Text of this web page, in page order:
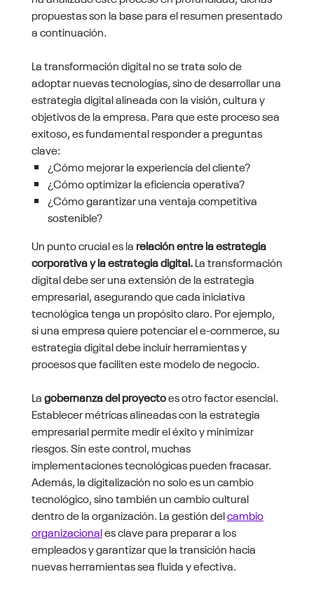
propuestas son la base para el resumen presentado
a continuación.
La transformación digital no se trata solo de
adoptar nuevas tecnologías, sino de desarrollar una
estrategia digital alineada con la visión, cultura y
objetivos de la empresa. Para que este proceso sea
exitoso, es fundamental responder a preguntas
clave:
¿Cómo mejorar la experiencia del cliente?
¿Cómo optimizar la eficiencia operativa?
¿Cómo garantizar una ventaja competitiva
sostenible?
Un punto crucial es la relación entre la estrategia
corporativa y la estrategia digital.La transformación
digital debe ser una extensión de la estrategia
empresarial, asegurando que cada iniciativa
tecnológica tenga un propósito claro. Por ejemplo,
si una empresa quiere potenciar el e-commerce, su
estrategia digital debe incluir herramientas y
procesos que faciliten este modelo de negocio.
Lagobernanza del proyectoes otro factor esencial.
Establecer métricas alineadas con la estrategia
empresarial permite medir el éxito y minimizar
riesgos. Sin este control, muchas
implementaciones tecnológicas pueden fracasar.
Además, la digitalización no solo es un cambio
tecnológico, sino también un cambio cultural
dentro de la organización. La gestión delcambio
organizacionales clave para preparar a los
empleados y garantizar que la transición hacia
nuevas herramientas sea fluida y efectiva.